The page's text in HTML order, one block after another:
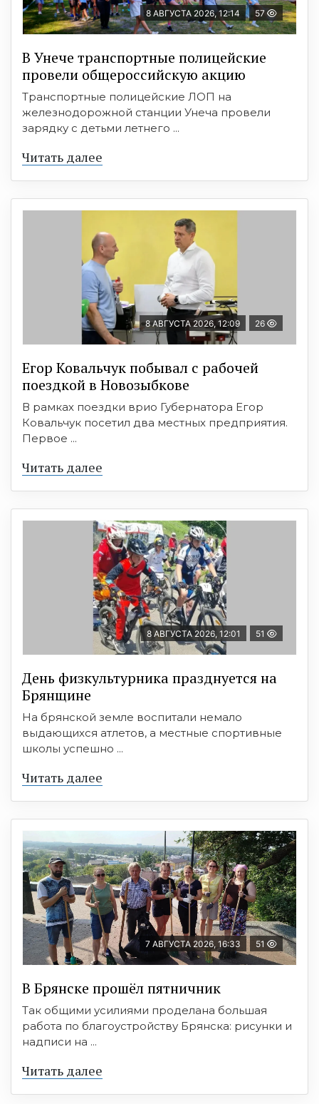
8 АВГУСТА 2026, 12:14 57
В Унече транспортные полицейские
провели общероссийскую акцию
Транспортные полицейские ЛОП на
железнодорожной станции Унеча провели
зарядку с детьми летнего ...
Читать далее
8 АВГУСТА 2026, 12:09 26
Егор Ковальчук побывал с рабочей
поездкой в Новозыбкове
В рамках поездки врио Губернатора Егор
Ковальчук посетил два местных предприятия.
Первое ...
Читать далее
8 АВГУСТА 2026, 12:01 51
День физкультурника празднуется на
Брянщине
На брянской земле воспитали немало
выдающихся атлетов, а местные спортивные
школы успешно ...
Читать далее
7 АВГУСТА 2026, 16:33 51
В Брянске прошёл пятничник
Так общими усилиями проделана большая
работа по благоустройству Брянска: рисунки и
надписи на ...
Читать далее